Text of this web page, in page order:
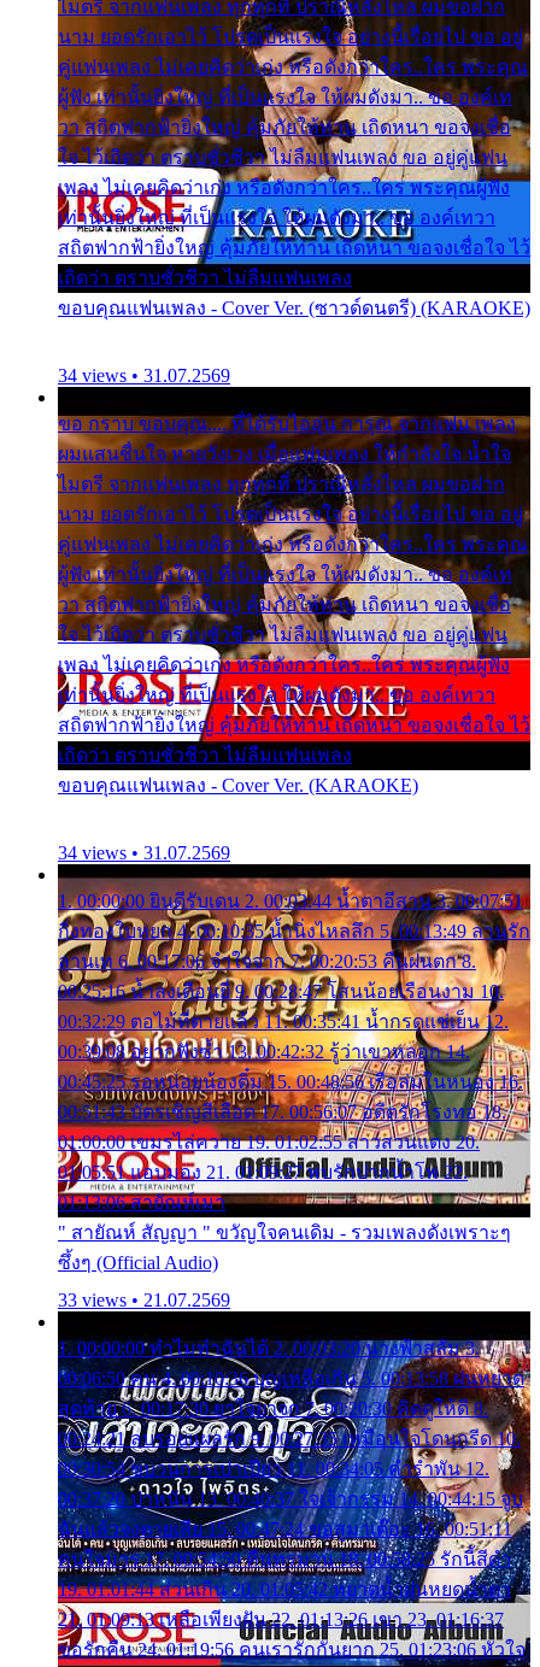
ไมตรี จากแฟนเพลง ทุกทุกที่ ปราณีหลั่งไหล ผมขอฝาก
นาม ยอดรักเอาไว้ โปรดเป็นแรงใจ อย่างนี้เรื่อยไป ขอ อยู่
คู่แฟนเพลง ไม่เคยคิดว่าเก่ง หรือดังกว่าใคร..ใคร พระคุณ
ผู้ฟัง เท่านั้นยิ่งใหญ่ ที่เป็นแรงใจ ให้ผมดังมา.. ขอ องค์เท
วา สถิตฟากฟ้ายิ่งใหญ่ คุ้มภัยให้ท่าน เถิดหนา ขอจงเชื่อ
ใจ ไว้เถิดว่า ตราบชั่วชีวา ไม่ลืมแฟนเพลง ขอ อยู่คู่แฟน
เพลง ไม่เคยคิดว่าเก่ง หรือดังกว่าใคร..ใคร พระคุณผู้ฟัง
เท่านั้นยิ่งใหญ่ ที่เป็นแรงใจ ให้ผมดังมา.. ขอ องค์เทวา
สถิตฟากฟ้ายิ่งใหญ่ คุ้มภัยให้ท่าน เถิดหนา ขอจงเชื่อใจ ไว้
เถิดว่า ตราบชั่วชีวา ไม่ลืมแฟนเพลง
ขอบคุณแฟนเพลง - Cover Ver. (ซาวด์ดนตรี) (KARAOKE)
34 views • 31.07.2569
ขอ กราบ ขอบคุณ.... ที่ได้รับไออุ่น การุณ จากแฟน เพลง
ผมแสนชื่นใจ หายวังเวง เมื่อแฟนเพลง ให้กำลังใจ น้ำใจ
ไมตรี จากแฟนเพลง ทุกทุกที่ ปราณีหลั่งไหล ผมขอฝาก
นาม ยอดรักเอาไว้ โปรดเป็นแรงใจ อย่างนี้เรื่อยไป ขอ อยู่
คู่แฟนเพลง ไม่เคยคิดว่าเก่ง หรือดังกว่าใคร..ใคร พระคุณ
ผู้ฟัง เท่านั้นยิ่งใหญ่ ที่เป็นแรงใจ ให้ผมดังมา.. ขอ องค์เท
วา สถิตฟากฟ้ายิ่งใหญ่ คุ้มภัยให้ท่าน เถิดหนา ขอจงเชื่อ
ใจ ไว้เถิดว่า ตราบชั่วชีวา ไม่ลืมแฟนเพลง ขอ อยู่คู่แฟน
เพลง ไม่เคยคิดว่าเก่ง หรือดังกว่าใคร..ใคร พระคุณผู้ฟัง
เท่านั้นยิ่งใหญ่ ที่เป็นแรงใจ ให้ผมดังมา.. ขอ องค์เทวา
สถิตฟากฟ้ายิ่งใหญ่ คุ้มภัยให้ท่าน เถิดหนา ขอจงเชื่อใจ ไว้
เถิดว่า ตราบชั่วชีวา ไม่ลืมแฟนเพลง
ขอบคุณแฟนเพลง - Cover Ver. (KARAOKE)
34 views • 31.07.2569
1. 00:00:00 ยินดีรับเดน 2. 00:03:44 น้ำตาอีสาน 3. 00:07:51
กิ่งทองใบหยก 4. 00:10:35 น้ำนิ่งไหลลึก 5. 00:13:49 ลานรัก
ลานเท 6. 00:17:06 จำใจจาก 7. 00:20:53 คืนฝนตก 8.
00:25:16 น้ำลงเดือนยี่ 9. 00:28:47 โสนน้อยเรือนงาม 10.
00:32:29 ตอไม้ที่ตายแล้ว 11. 00:35:41 น้ำกรดแช่เย็น 12.
00:39:08 อยากฟังซ้ำ 13. 00:42:32 รู้ว่าเขาหลอก 14.
00:45:25 รอหน่อยน้องติ๋ม 15. 00:48:56 เรือล่มในหนอง 16.
00:51:43 บัตรเชิญสีเลือด 17. 00:56:07 อดีตรักโรงทอ 18.
01:00:00 เขมรไล่ควาย 19. 01:02:55 สาวสวนแตง 20.
01:05:51 แอบมอง 21. 01:09:27 พบรักปากน้ำโพ 22.
01:13:06 สายัณห์เมา
" สายัณห์ สัญญา " ขวัญใจคนเดิม - รวมเพลงดังเพราะๆ
ซึ้งๆ (Official Audio)
33 views • 21.07.2569
1. 00:00:00 ทำไมทำฉันได้ 2. 00:03:20 นางฟ้าสลัม 3.
00:06:50 คน 4. 00:10:36 บุญเหลือเกิน 5. 00:13:58 ฝนหยาด
สุดท้าย 6. 00:17:30 ยาใจยาจก 7. 00:20:30 คิดดูให้ดี 8.
00:24:21 ลบรอยแผลรัก 9. 00:27:35 เหมือนใจโดนกรีด 10.
00:30:54 ขบวนการเปาเปียว 11. 00:34:05 คำรำพัน 12.
00:37:20 ปาหนัน 13. 00:40:37 ใจเจ้ากรรม 14. 00:44:15 จูบ
ฉันแล้วจงตายเสีย 15. 00:47:24 ขอสูมาเต๊อะ 16. 00:51:11
คนใจมาร 17. 00:54:50 คืนทรมาน 18. 00:58:25 รักนี้สีดำ
19. 01:01:44 ส่วนเกิน 20. 01:05:42 หยาดน้ำฝนหยดน้ำตา
21. 01:09:13 เหลือเพียงฝัน 22. 01:13:26 เขา 23. 01:16:37
ขอรักคืน 24. 01:19:56 คนเรารักกันยาก 25. 01:23:06 หัวใจ